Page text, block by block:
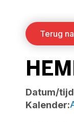
Terug
Datum/
Kalender: